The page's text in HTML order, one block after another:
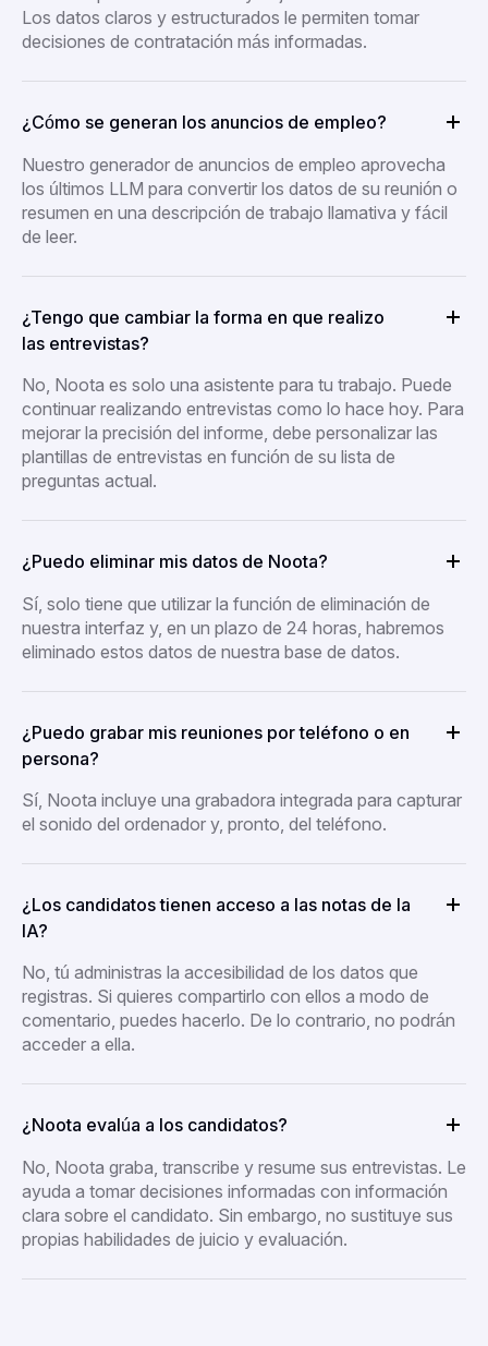
Los datos claros y estructurados le permiten tomar
decisiones de contratación más informadas.
¿Cómo se generan los anuncios de empleo?
Nuestro generador de anuncios de empleo aprovecha
los últimos LLM para convertir los datos de su reunión o
resumen en una descripción de trabajo llamativa y fácil
de leer.
¿Tengo que cambiar la forma en que realizo
las entrevistas?
No, Noota es solo una asistente para tu trabajo. Puede
continuar realizando entrevistas como lo hace hoy. Para
mejorar la precisión del informe, debe personalizar las
plantillas de entrevistas en función de su lista de
preguntas actual.
¿Puedo eliminar mis datos de Noota?
Sí, solo tiene que utilizar la función de eliminación de
nuestra interfaz y, en un plazo de 24 horas, habremos
eliminado estos datos de nuestra base de datos.
¿Puedo grabar mis reuniones por teléfono o en
persona?
Sí, Noota incluye una grabadora integrada para capturar
el sonido del ordenador y, pronto, del teléfono.
¿Los candidatos tienen acceso a las notas de la
IA?
No, tú administras la accesibilidad de los datos que
registras. Si quieres compartirlo con ellos a modo de
comentario, puedes hacerlo. De lo contrario, no podrán
acceder a ella.
¿Noota evalúa a los candidatos?
No, Noota graba, transcribe y resume sus entrevistas. Le
ayuda a tomar decisiones informadas con información
clara sobre el candidato. Sin embargo, no sustituye sus
propias habilidades de juicio y evaluación.